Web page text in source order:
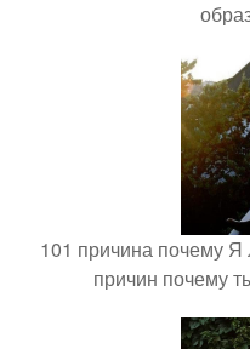
101 причина почему
причин почему